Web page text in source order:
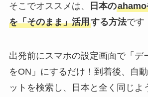
そこでオススメは、 日本のahamo
を「そのまま」活用する方法です
出発前にスマホの設定画面で「デ
をON」にするだけ！到着後、自
ットを検索し、日本と全く同じよ